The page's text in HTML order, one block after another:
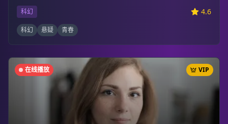
科幻 4.6
科幻 悬疑 青春
在线播放 VIP